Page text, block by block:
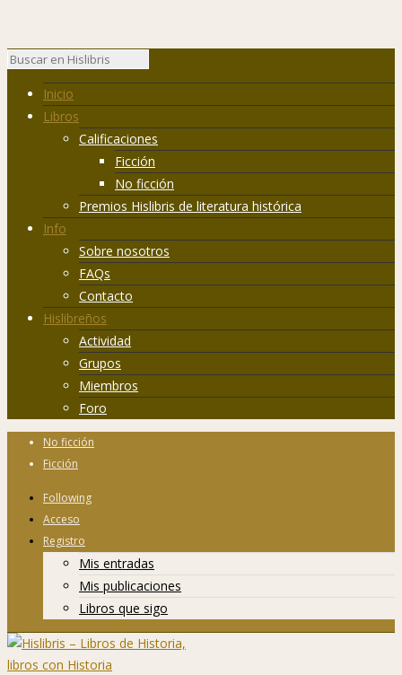
Inicio
Libros
Calificaciones
Ficción
No ficción
Premios Hislibris de literatura histórica
Info
Sobre nosotros
FAQs
Contacto
Hislibreños
Actividad
Grupos
Miembros
Foro
No ficción
Ficción
Following
Acceso
Registro
Mis entradas
Mis publicaciones
Libros que sigo